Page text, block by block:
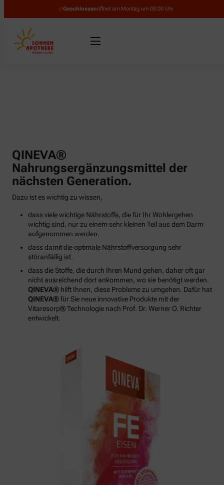
Geschlossenöffnet am Montag um 08:00 Uhr
QINEVA®
Nahrungsergänzungsmittel der
nächsten Generation.
Dazu ist es wichtig zu wissen,
dass viele wichtige Nährstoffe, die für Ihr Wohlergehen
wichtig sind, nur zu einem sehr kleinen Teil aus dem Darm
aufgenommen werden.
dass damit die optimale Nährstoffversorgung sehr
störanfällig ist.
dass die Stoffe, die durch Ihren Mund gehen, daher oft gar
nicht ausreichend dort ankommen, wo sie benötigt werden.
QINEVA® hilft Ihnen, diese Probleme zu umgehen. Dafür hat
QINEVA®für Sie neue innovative Produkte mit der
Vitaresorp® Technologie nach Prof. Dr. Werner O. Richter
entwickelt.